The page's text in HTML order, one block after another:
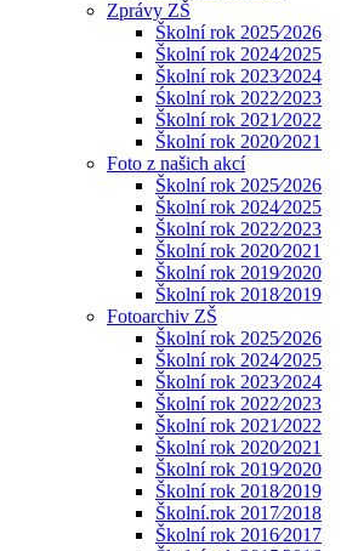
Zprávy ZŠ
Školní rok 2025⁄2026
Školní rok 2024⁄2025
Školní rok 2023⁄2024
Śkolní rok 2022⁄2023
Školní rok 2021⁄2022
Školní rok 2020⁄2021
Foto z našich akcí
Školní rok 2025⁄2026
Školní rok 2024⁄2025
Školní rok 2022⁄2023
Školní rok 2020⁄2021
Školní rok 2019⁄2020
Školní rok 2018⁄2019
Fotoarchiv ZŠ
Školní rok 2025⁄2026
Školní rok 2024⁄2025
Školní rok 2023⁄2024
Školní rok 2022⁄2023
Školní rok 2021⁄2022
Školní rok 2020⁄2021
Školní rok 2019⁄2020
Školní rok 2018⁄2019
Školní.rok 2017⁄2018
Školní rok 2016⁄2017